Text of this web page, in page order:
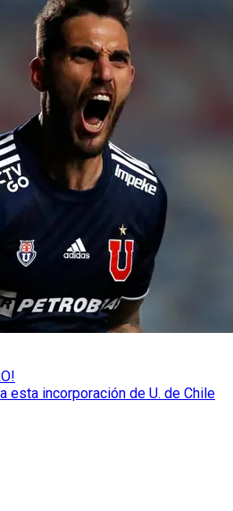
esta incorporación de U. de Chile